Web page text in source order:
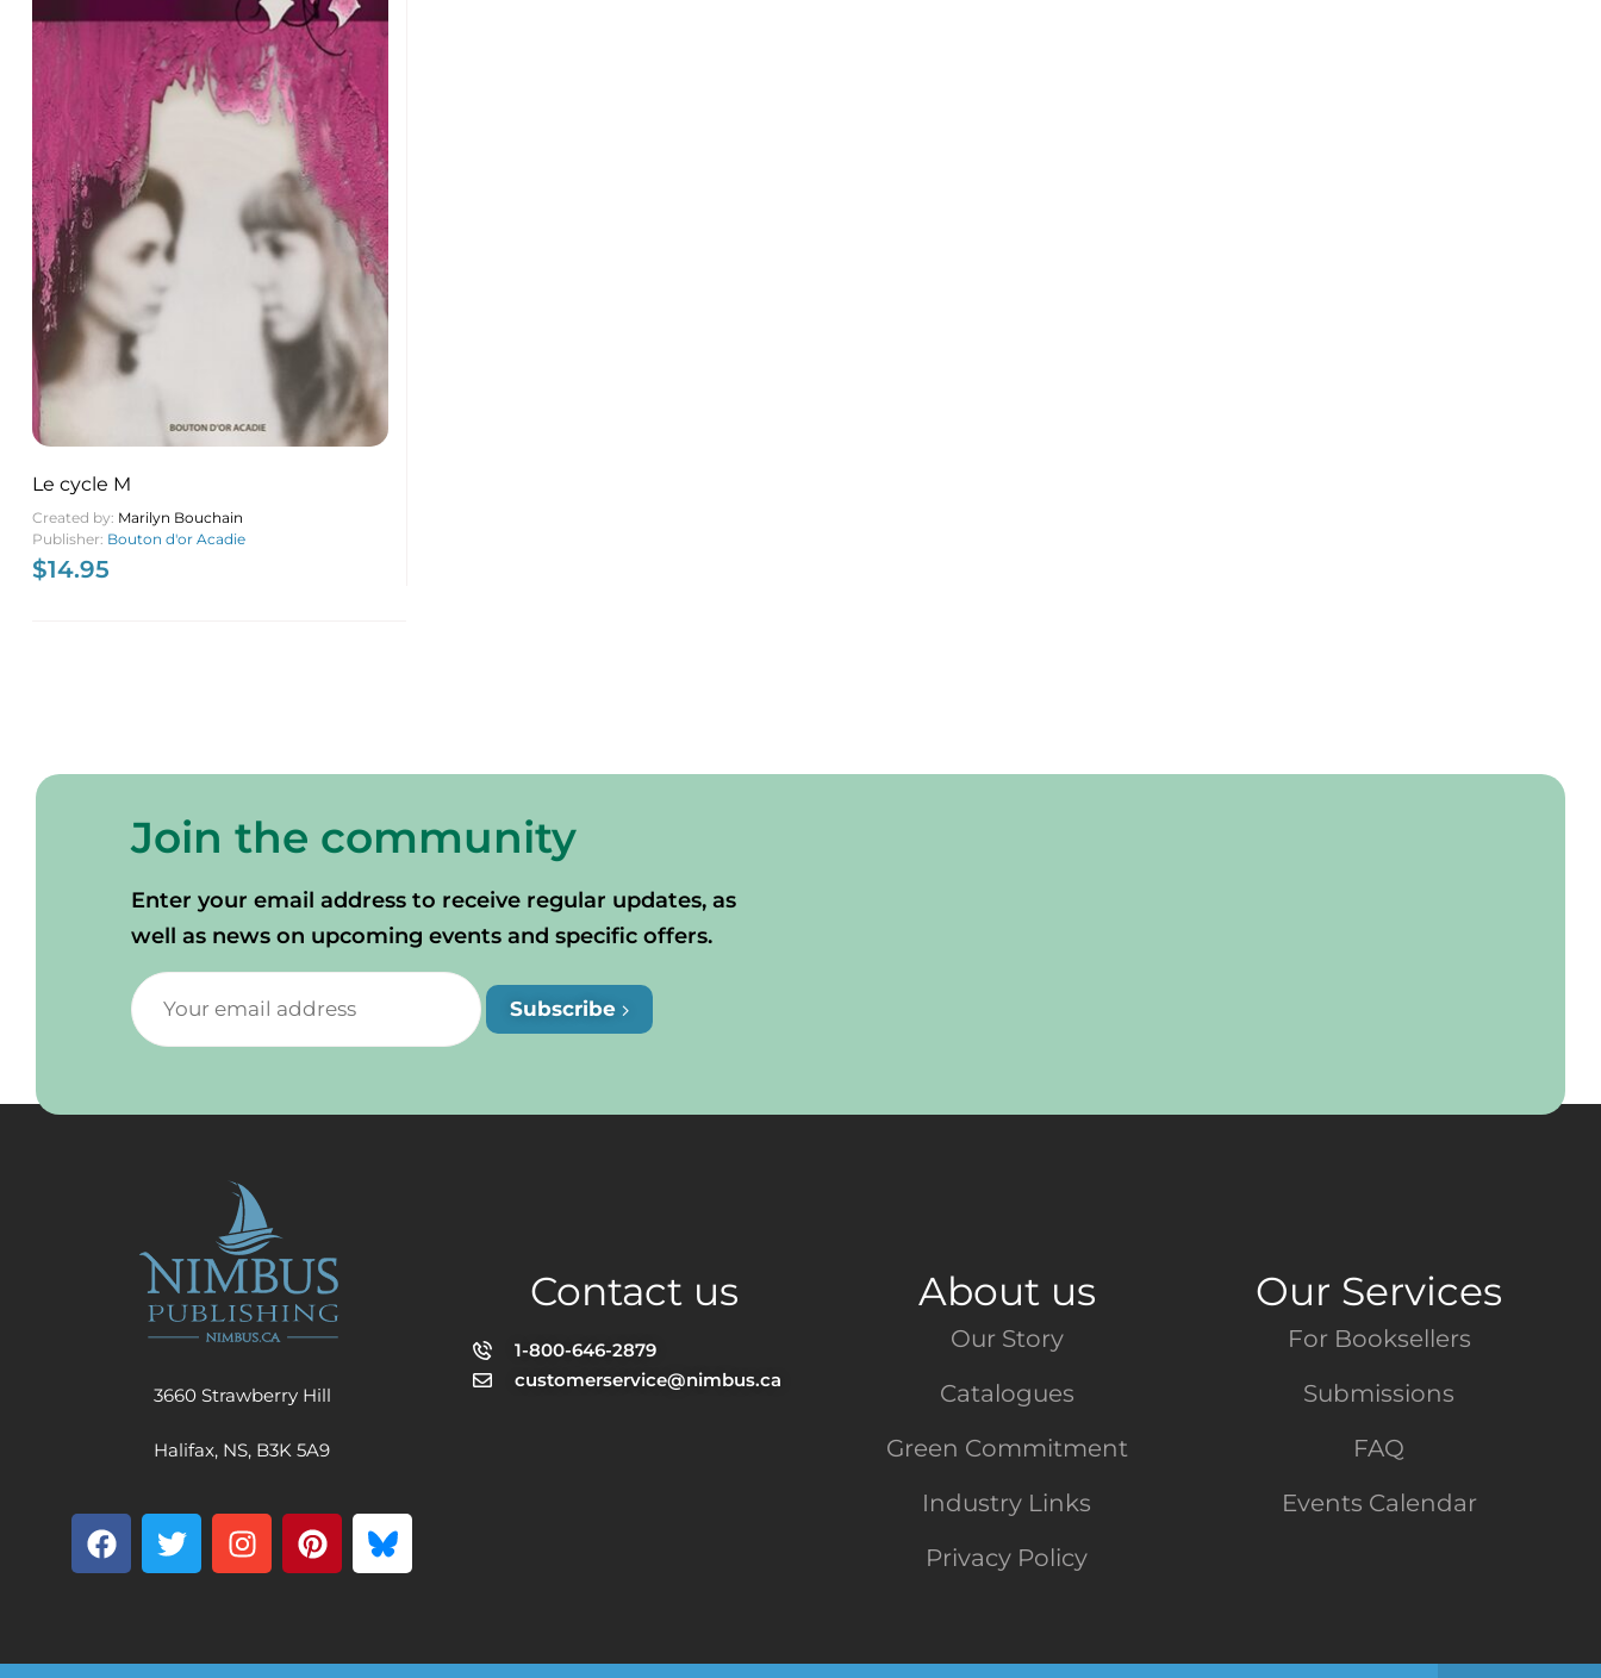
Le cycle M
Created by: Marilyn Bouchain
Publisher: Bouton d'or Acadie
$14.95
Join the community
Enter your email address to receive regular updates, as
well as news on upcoming events and specific offers.
Subscribe
3660 Strawberry Hill
Halifax, NS, B3K 5A9
Contact us
1-800-646-2879
customerservice@nimbus.ca
Our Story
Catalogues
Green Commitment
Industry Links
Privacy Policy
About us Our Services
For Booksellers
Submissions
FAQ
Events Calendar